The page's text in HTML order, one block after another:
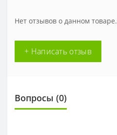
Нет отзывов о данном товаре.
+ Написать отзыв
Вопросы (0)